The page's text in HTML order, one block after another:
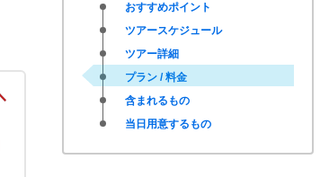
おすすめポイント
ツアースケジュール
ツアー詳細
プラン / 料金
含まれるもの
当日用意するもの